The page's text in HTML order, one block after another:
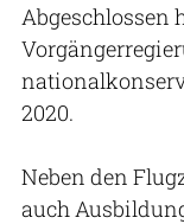
Abgeschlossen
2020.
Neben den
auch